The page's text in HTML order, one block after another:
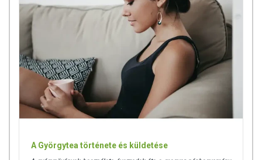
A Györgytea története és küldetése